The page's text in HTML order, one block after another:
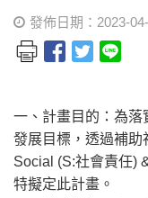
發佈日期：2023-
一、計畫目的：為落
發展目標，透過補助
Social (S:社會責任)
特擬定此計畫。